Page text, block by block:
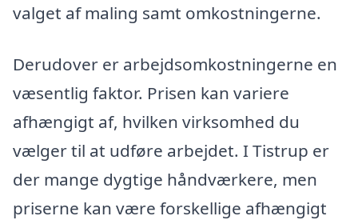
valget af maling samt omkostningerne.
Derudover er arbejdsomkostningerne en
væsentlig faktor. Prisen kan variere
afhængigt af, hvilken virksomhed du
vælger til at udføre arbejdet. I Tistrup er
der mange dygtige håndværkere, men
priserne kan være forskellige afhængigt